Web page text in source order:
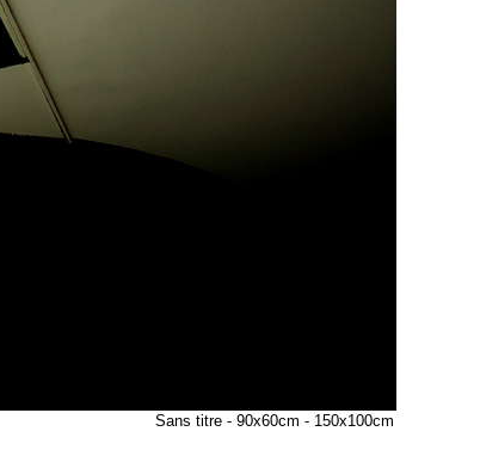
Sans titre - 90x60cm - 150x100cm